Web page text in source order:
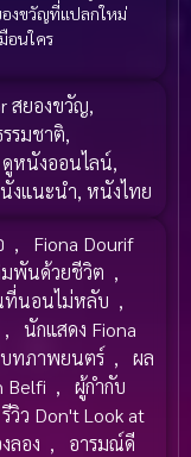
งขวัญที่แปลกใหม่
อนใคร
สยองขวัญ,
รมชาติ,
ดูหนังออนไลน์,
งแนะนำ,หนังไทย
,
Fiona Dourif
มพันด้วยชีวิต ,
ที่นอนไม่หลับ ,
,
นักแสดง Fiona
บทภาพยนตร์ ,
ผล
Belfi ,
ผู้กำกับ
รีวิว Don't Look at
ลอง ,
อารมณ์ดี